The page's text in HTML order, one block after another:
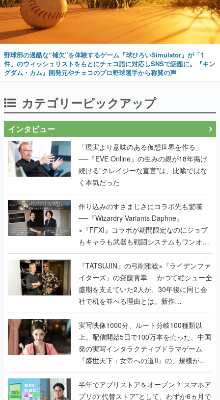
野球部の過酷な“補欠”を体験するゲーム『球ひろいSimulator』が「1
件」のウィッシュリストをもとにチェコ語に対応しSNSで話題に。『キン
グダム・カム』開発元やチェコのプロ野球選手から称賛の声
カテゴリーピックアップ
インタビュー
「現実より意味のある仮想世界を作る」
──『EVE Online』の生みの親が18年掲げ
続ける”クレイジーな宣言”は、比喩ではな
く本気だった
作り込みのすさまじさにコラボ先も驚嘆
──『Wizardry Variants Daphne』
×『FFXI』コラボが期間限定なのにジョブ
もキャラも武器も戦闘システムもワンオフ
で作り込まれた理由を両ディレクターに聞
く
『TATSUJIN』の弓削雅稔×『ライデンファ
イターズ』の齋藤貴幸──かつて縦シュー全
盛期を支えていた2人が、30年後に同じ会
社で机を並べる理由とは。新作
『TATSUJIN EXTREME』で初タッグを組
んだレジェンド2人に訊く開発秘話
実写映像1000分、ルート分岐100種類以
上。配信開始5日で100万本を売った、中国
発の実写インタラクティブドラマゲーム
『盛世天下：女帝への道II』の、規模が違
うこだわりをプロデューサーに聞いた
半年でアプリストアをオープン？ スマホア
プリの“代替ストア”として、わずか6ヵ月で